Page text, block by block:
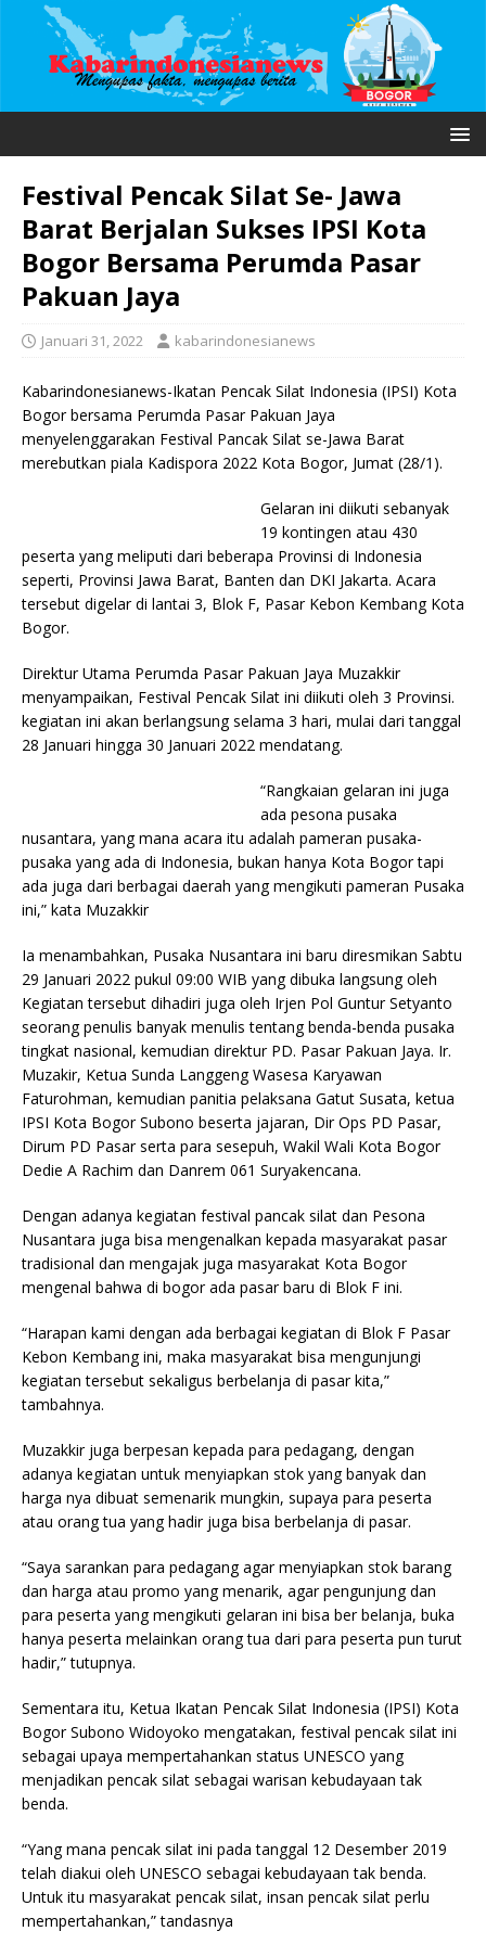
Festival Pencak Silat Se- Jawa
Barat Berjalan Sukses IPSI Kota
Bogor Bersama Perumda Pasar
Pakuan Jaya
Januari 31, 2022 kabarindonesianews
Kabarindonesianews-Ikatan Pencak Silat Indonesia (IPSI) Kota
Bogor bersama Perumda Pasar Pakuan Jaya
menyelenggarakan Festival Pancak Silat se-Jawa Barat
merebutkan piala Kadispora 2022 Kota Bogor, Jumat (28/1).
Gelaran ini diikuti sebanyak
19 kontingen atau 430
peserta yang meliputi dari beberapa Provinsi di Indonesia
seperti, Provinsi Jawa Barat, Banten dan DKI Jakarta. Acara
tersebut digelar di lantai 3, Blok F, Pasar Kebon Kembang Kota
Bogor.
Direktur Utama Perumda Pasar Pakuan Jaya Muzakkir
menyampaikan, Festival Pencak Silat ini diikuti oleh 3 Provinsi.
kegiatan ini akan berlangsung selama 3 hari, mulai dari tanggal
28 Januari hingga 30 Januari 2022 mendatang.
“Rangkaian gelaran ini juga
ada pesona pusaka
nusantara, yang mana acara itu adalah pameran pusaka-
pusaka yang ada di Indonesia, bukan hanya Kota Bogor tapi
ada juga dari berbagai daerah yang mengikuti pameran Pusaka
ini,” kata Muzakkir
Ia menambahkan, Pusaka Nusantara ini baru diresmikan Sabtu
29 Januari 2022 pukul 09:00 WIB yang dibuka langsung oleh
Kegiatan tersebut dihadiri juga oleh Irjen Pol Guntur Setyanto
seorang penulis banyak menulis tentang benda-benda pusaka
tingkat nasional, kemudian direktur PD. Pasar Pakuan Jaya. Ir.
Muzakir, Ketua Sunda Langgeng Wasesa Karyawan
Faturohman, kemudian panitia pelaksana Gatut Susata, ketua
IPSI Kota Bogor Subono beserta jajaran, Dir Ops PD Pasar,
Dirum PD Pasar serta para sesepuh, Wakil Wali Kota Bogor
Dedie A Rachim dan Danrem 061 Suryakencana.
Dengan adanya kegiatan festival pancak silat dan Pesona
Nusantara juga bisa mengenalkan kepada masyarakat pasar
tradisional dan mengajak juga masyarakat Kota Bogor
mengenal bahwa di bogor ada pasar baru di Blok F ini.
“Harapan kami dengan ada berbagai kegiatan di Blok F Pasar
Kebon Kembang ini, maka masyarakat bisa mengunjungi
kegiatan tersebut sekaligus berbelanja di pasar kita,”
tambahnya.
Muzakkir juga berpesan kepada para pedagang, dengan
adanya kegiatan untuk menyiapkan stok yang banyak dan
harga nya dibuat semenarik mungkin, supaya para peserta
atau orang tua yang hadir juga bisa berbelanja di pasar.
“Saya sarankan para pedagang agar menyiapkan stok barang
dan harga atau promo yang menarik, agar pengunjung dan
para peserta yang mengikuti gelaran ini bisa ber belanja, buka
hanya peserta melainkan orang tua dari para peserta pun turut
hadir,” tutupnya.
Sementara itu, Ketua Ikatan Pencak Silat Indonesia (IPSI) Kota
Bogor Subono Widoyoko mengatakan, festival pencak silat ini
sebagai upaya mempertahankan status UNESCO yang
menjadikan pencak silat sebagai warisan kebudayaan tak
benda.
“Yang mana pencak silat ini pada tanggal 12 Desember 2019
telah diakui oleh UNESCO sebagai kebudayaan tak benda.
Untuk itu masyarakat pencak silat, insan pencak silat perlu
mempertahankan,” tandasnya